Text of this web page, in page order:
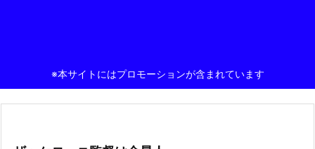
※本サイトにはプロモーションが含まれています